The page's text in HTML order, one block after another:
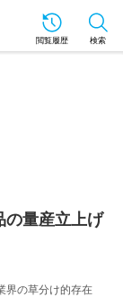
閲覧履歴 検索
の量産立上げ
界の草分け的存在